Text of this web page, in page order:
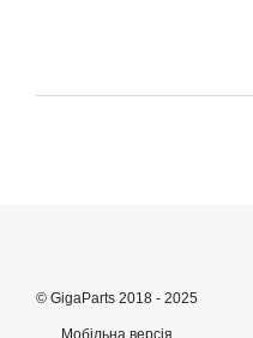
© GigaParts 2018 - 2025
Мобільна версія